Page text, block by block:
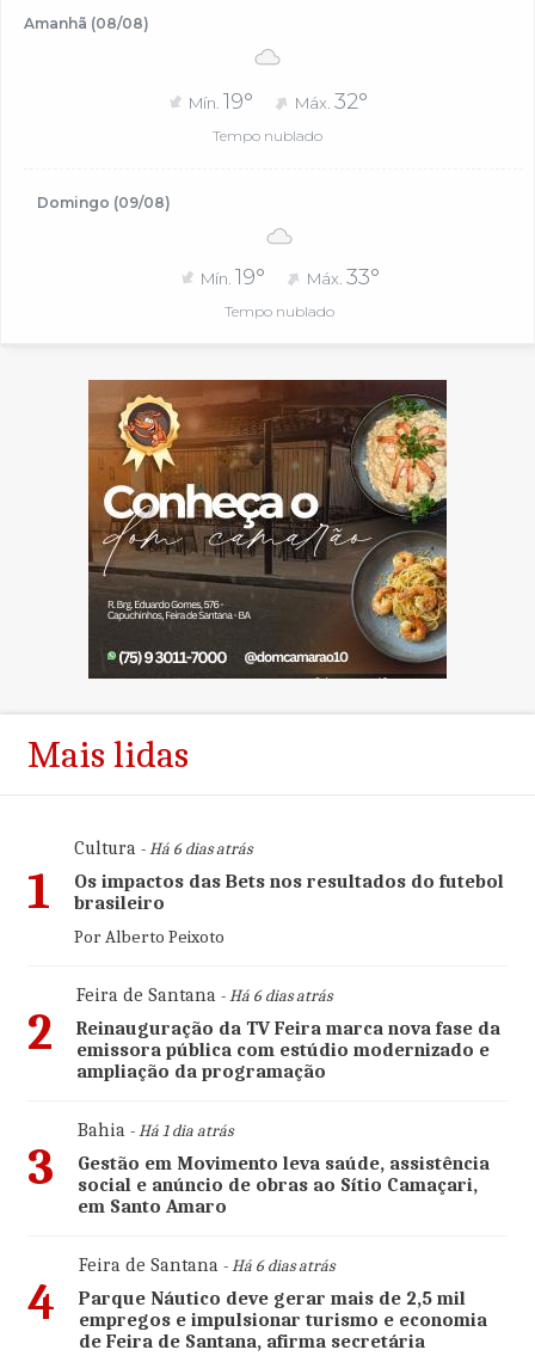
Amanhã (08/08)
Mín. 19° Máx. 32°
Tempo nublado
Domingo (09/08)
Mín. 19° Máx. 33°
Tempo nublado
Mais lidas
1
Cultura- Há 6 dias atrás
Os impactos das Bets nos resultados do futebol
brasileiro
Por Alberto Peixoto
2
Feira de Santana- Há 6 dias atrás
Reinauguração da TV Feira marca nova fase da
emissora pública com estúdio modernizado e
ampliação da programação
3
Bahia- Há 1 dia atrás
Gestão em Movimento leva saúde, assistência
social e anúncio de obras ao Sítio Camaçari,
em Santo Amaro
4
Feira de Santana- Há 6 dias atrás
Parque Náutico deve gerar mais de 2,5 mil
empregos e impulsionar turismo e economia
de Feira de Santana, afirma secretária